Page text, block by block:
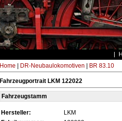
Home DR-Neubaulokomotiven BR 83.10
Fahrzeugportrait LKM 122022
Fahrzeugstamm
Hersteller:
LKM